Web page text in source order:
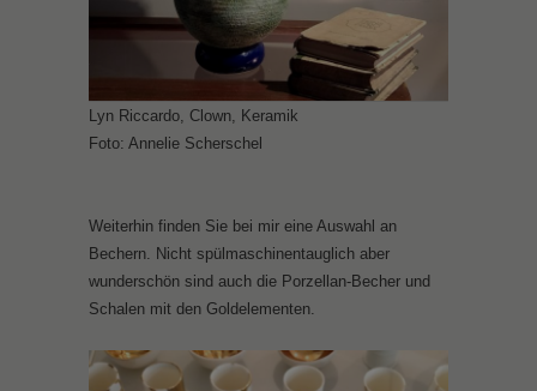
Lyn Riccardo, Clown, Keramik
Foto: Annelie Scherschel
Weiterhin finden Sie bei mir eine Auswahl an
Bechern. Nicht spülmaschinentauglich aber
wunderschön sind auch die Porzellan-Becher und
Schalen mit den Goldelementen.